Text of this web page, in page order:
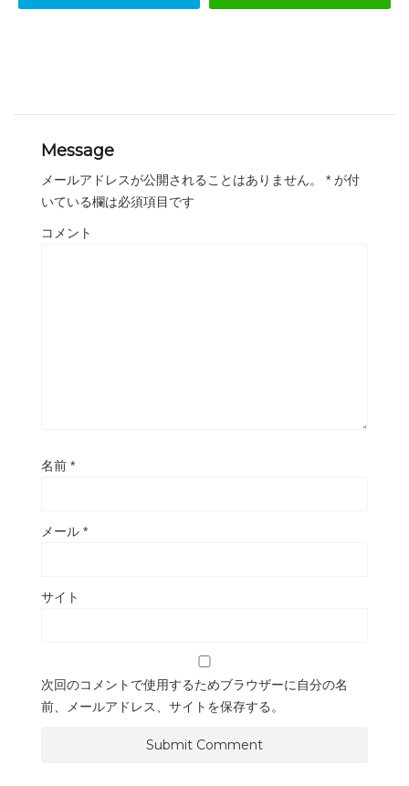
Message
メールアドレスが公開されることはありません。 * が付
いている欄は必須項目です
コメント
名前 *
メール *
サイト
次回のコメントで使用するためブラウザーに自分の名
前、メールアドレス、サイトを保存する。